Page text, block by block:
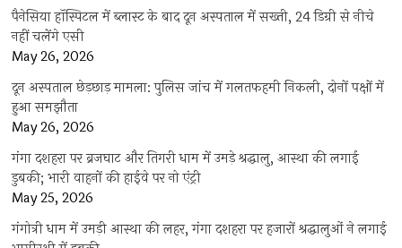
पैनेसिया हॉस्पिटल में ब्लास्ट के बाद दून अस्पताल में सख्ती, 24 डिग्री से नीचे
नहीं चलेंगे एसी
May 26, 2026
दून अस्पताल छेड़छाड़ मामला: पुलिस जांच में गलतफहमी निकली, दोनों पक्षों में
हुआ समझौता
May 26, 2026
गंगा दशहरा पर ब्रजघाट और तिगरी धाम में उमड़े श्रद्धालु, आस्था की लगाई
डुबकी; भारी वाहनों की हाईवे पर नो एंट्री
May 25, 2026
गंगोत्री धाम में उमड़ी आस्था की लहर, गंगा दशहरा पर हजारों श्रद्धालुओं ने लगाई